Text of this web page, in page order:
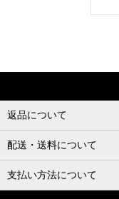
返品について
配送・送料について
支払い方法について